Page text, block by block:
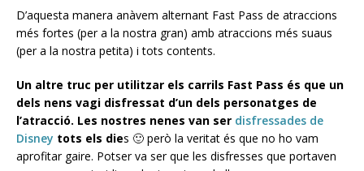
D’aquesta manera anàvem alternant Fast Pass de atraccions
més fortes (per a la nostra gran) amb atraccions més suaus
(per a la nostra petita) i tots contents.
Un altre truc per utilitzar els carrils Fast Pass és que un
dels nens vagi disfressat d’un dels personatges de
l’atracció. Les nostres nenes van ser disfressades de
Disney tots els dies 🙂 però la veritat és que no ho vam
aprofitar gaire. Potser va ser que les disfresses que portaven